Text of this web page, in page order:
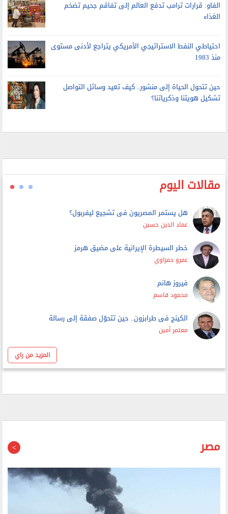
الفاو: قرارات ترامب تدفع العالم إلى تفاقم جحيم تضخم
الغذاء
احتياطي النفط الاستراتيجي الأمريكي يتراجع لأدنى مستوى
منذ 1983
حين تتحول الحياة إلى منشور.. كيف تعيد وسائل التواصل
تشكيل هويتنا وذكرياتنا؟
مقالات اليوم
هل يستمر المصريون فى تشجيع ليفربول؟
عماد الدين حسين
خطر السيطرة الإيرانية على مضيق هرمز
عمرو حمزاوي
فيروز هانم
محمود قاسم
الكينج فى طرابزون.. حين تتحوّل صفقة إلى رسالة
معتمر أمين
المزيد من راي
مصر